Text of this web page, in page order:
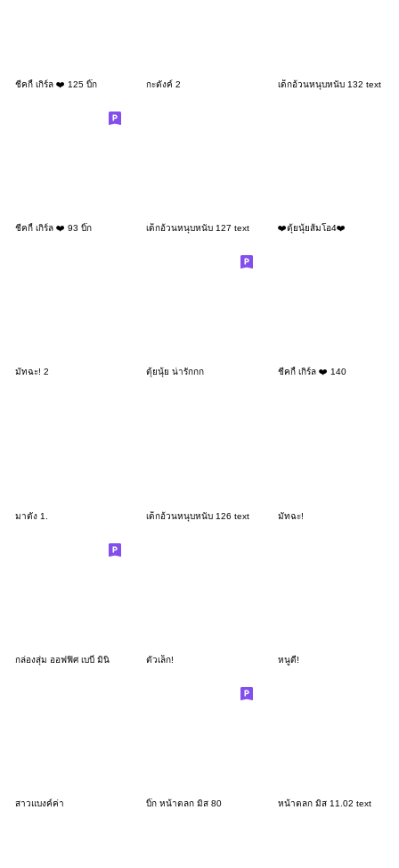
ชีคกี้ เกิร์ล ❤️ 125 บิ๊ก กะตังค์ 2 เด็กอ้วนหนุบหนับ 132 text
ชีคกี้ เกิร์ล ❤️ 93 บิ๊ก เด็กอ้วนหนุบหนับ 127 text ❤️ตุ้ยนุ้ยส้มโอ4❤️
มัทฉะ! 2 ตุ้ยนุ้ย น่ารักกก ชีคกี้ เกิร์ล ❤️ 140
มาตัง 1. เด็กอ้วนหนุบหนับ 126 text มัทฉะ!
กล่องสุ่ม ออฟฟิศ เบบี๋ มินิ ตัวเล็ก! หนูดี!
สาวแบงค์ค่า บิ๊ก หน้าตลก มิส 80 หน้าตลก มิส 11.02 text